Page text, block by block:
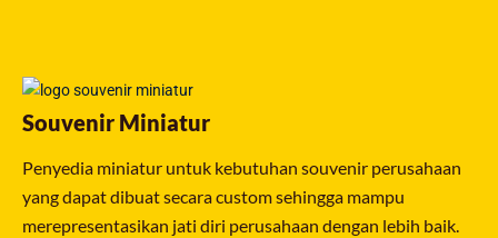
Souvenir Miniatur
Penyedia miniatur untuk kebutuhan souvenir perusahaan
yang dapat dibuat secara custom sehingga mampu
merepresentasikan jati diri perusahaan dengan lebih baik.